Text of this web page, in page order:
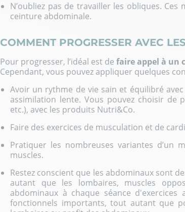
N’oubliez pas de travailler les obliques.
ceinture abdominale.
COMMENT PROGRESSER AVEC
Pour progresser, l’idéal est de faire appel à un
Cependant, vous pouvez appliquer quelques
Avoir un rythme de vie sain et équilibré
assimilation lente. Vous pouvez choisir de
etc.), avec les produits Nutri&Co.
Faire des exercices de musculation et de
Pratiquer les nombreuses variantes d’un
muscles.
Restez conscient que les abdominaux sont
autant que les lombaires, muscles
abdominaux à chaque séance
fonctionnels importants, tout autant que